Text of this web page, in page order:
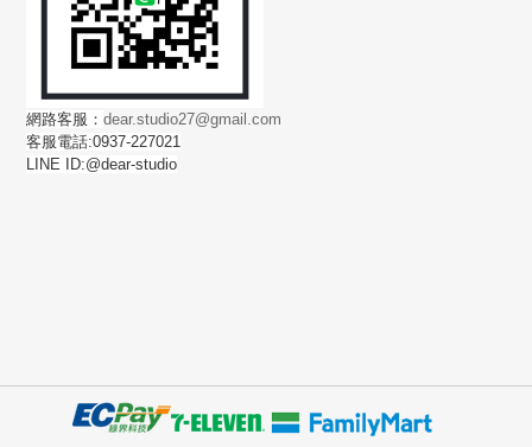
網路客服：dear.studio27@gmail.com
客服電話:0937-227021
LINE ID:@dear-studio